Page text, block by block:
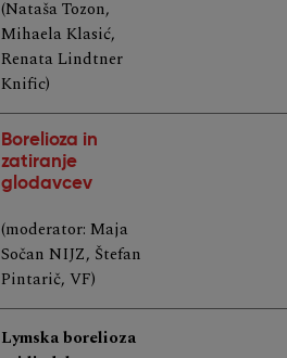
(Nataša Tozon,
Mihaela Klasić,
Renata Lindtner
Knific)
Borelioza in
zatiranje
glodavcev
(moderator: Maja
Sočan NIJZ, Štefan
Pintarič, VF)
Lymska borelioza